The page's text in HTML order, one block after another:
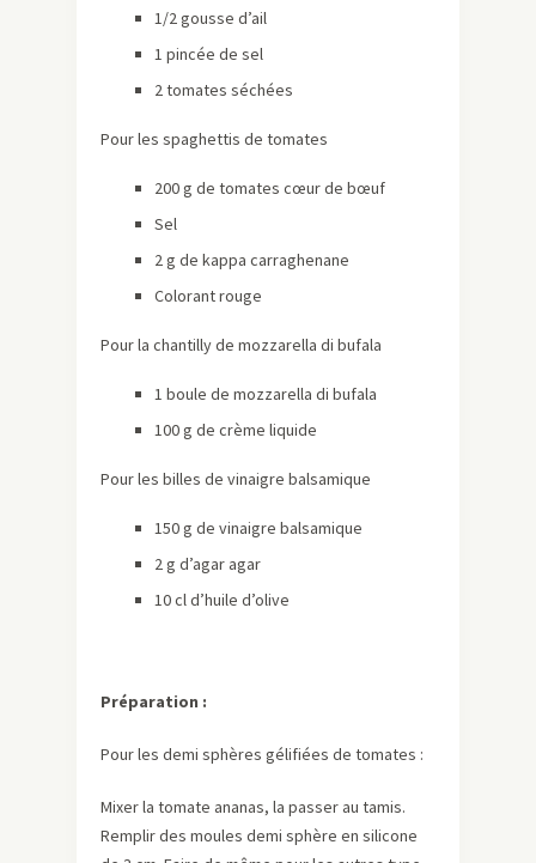
1/2 gousse d’ail
1 pincée de sel
2 tomates séchées
Pour les spaghettis de tomates
200 g de tomates cœur de bœuf
Sel
2 g de kappa carraghenane
Colorant rouge
Pour la chantilly de mozzarella di bufala
1 boule de mozzarella di bufala
100 g de crème liquide
Pour les billes de vinaigre balsamique
150 g de vinaigre balsamique
2 g d’agar agar
10 cl d’huile d’olive
Préparation :
Pour les demi sphères gélifiées de tomates :
Mixer la tomate ananas, la passer au tamis.
Remplir des moules demi sphère en silicone